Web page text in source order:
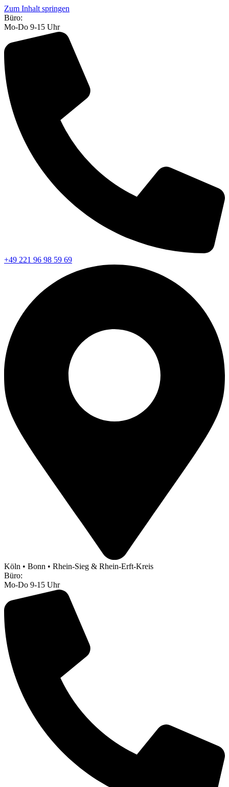
Zum Inhalt springen
Büro:
Mo-Do 9-15 Uhr
+49 221 96 98 59 69
Köln • Bonn • Rhein-Sieg & Rhein-Erft-Kreis
Büro:
Mo-Do 9-15 Uhr